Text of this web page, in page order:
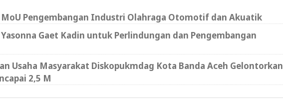
MoU Pengembangan Industri Olahraga Otomotif dan Akuatik
Gaet Kadin untuk Perlindungan dan Pengembangan
Usaha Masyarakat Diskopukmdag Kota Banda Aceh Gelontorkan
2,5 M